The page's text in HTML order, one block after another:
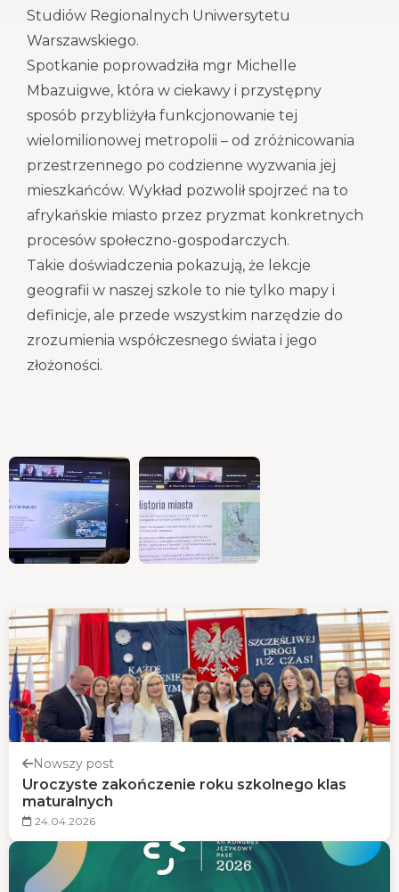
Studiów Regionalnych Uniwersytetu
Warszawskiego.
Spotkanie poprowadziła mgr Michelle
Mbazuigwe, która w ciekawy i przystępny
sposób przybliżyła funkcjonowanie tej
wielomilionowej metropolii – od zróżnicowania
przestrzennego po codzienne wyzwania jej
mieszkańców. Wykład pozwolił spojrzeć na to
afrykańskie miasto przez pryzmat konkretnych
procesów społeczno-gospodarczych.
Takie doświadczenia pokazują, że lekcje
geografii w naszej szkole to nie tylko mapy i
definicje, ale przede wszystkim narzędzie do
zrozumienia współczesnego świata i jego
złożoności.
Nowszy post
Uroczyste zakończenie roku szkolnego klas
maturalnych
24.04.2026